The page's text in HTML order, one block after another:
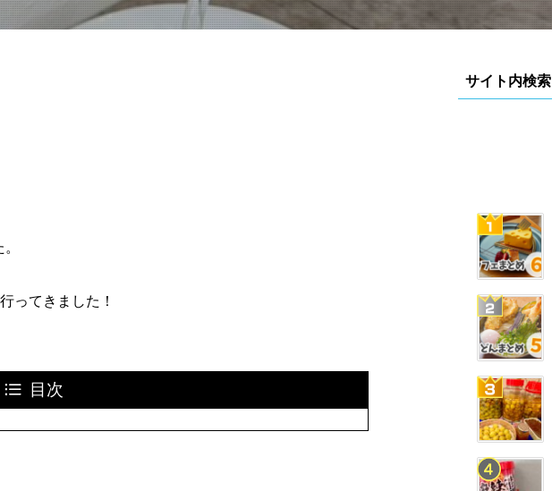
ってきました！
目次
サイト内検索